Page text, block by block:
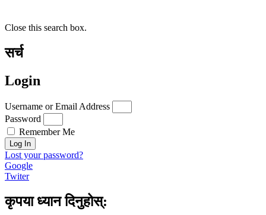
Close this search box.
सर्च
Login
Username or Email Address
Password
Remember Me
Log In
Lost your password?
Google
Twiter
कृपया ध्यान दिनुहोस्: